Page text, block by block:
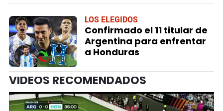
LOS ELEGIDOS
Confirmado el 11 titular de
Argentina para enfrentar
a Honduras
VIDEOS RECOMENDADOS